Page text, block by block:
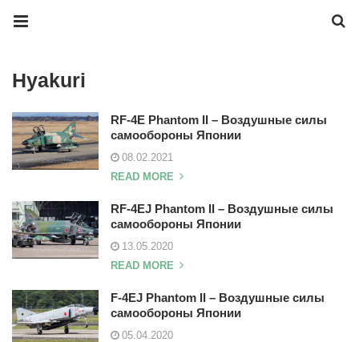
Hyakuri
RF-4E Phantom II – Воздушные силы
самообороны Японии
08.02.2021
READ MORE
RF-4EJ Phantom II – Воздушные силы
самообороны Японии
13.05.2020
READ MORE
F-4EJ Phantom II – Воздушные силы
самообороны Японии
05.04.2020